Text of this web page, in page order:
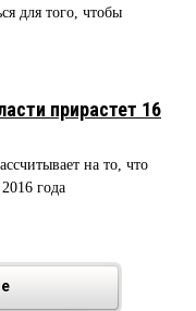
для того, чтобы
прирастет 16
на то, что
года